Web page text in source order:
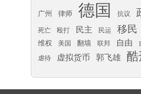
广州 律师 德国 抗议
死亡 殴打 民主 民运 移民
维权 美国 翻墙 联邦 自由
虐待 虚拟货币 郭飞雄 酷